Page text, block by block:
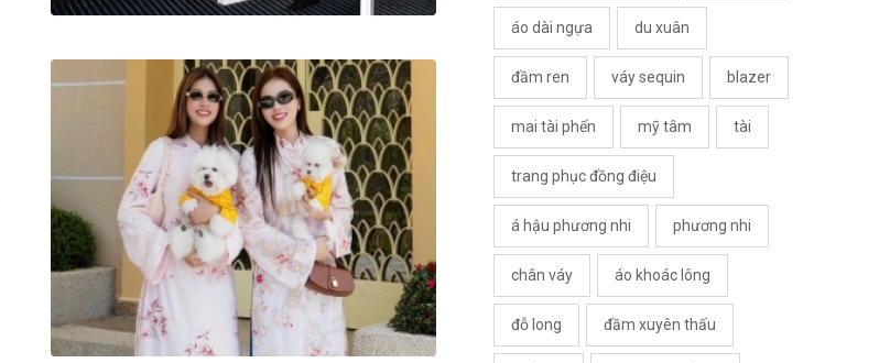
áo dài ngựa du xuân
đầm ren váy sequin blazer
mai tài phến mỹ tâm tài
trang phục đồng điệu
á hậu phương nhi phương nhi
chân váy áo khoác lông
đỗ long đầm xuyên thấu